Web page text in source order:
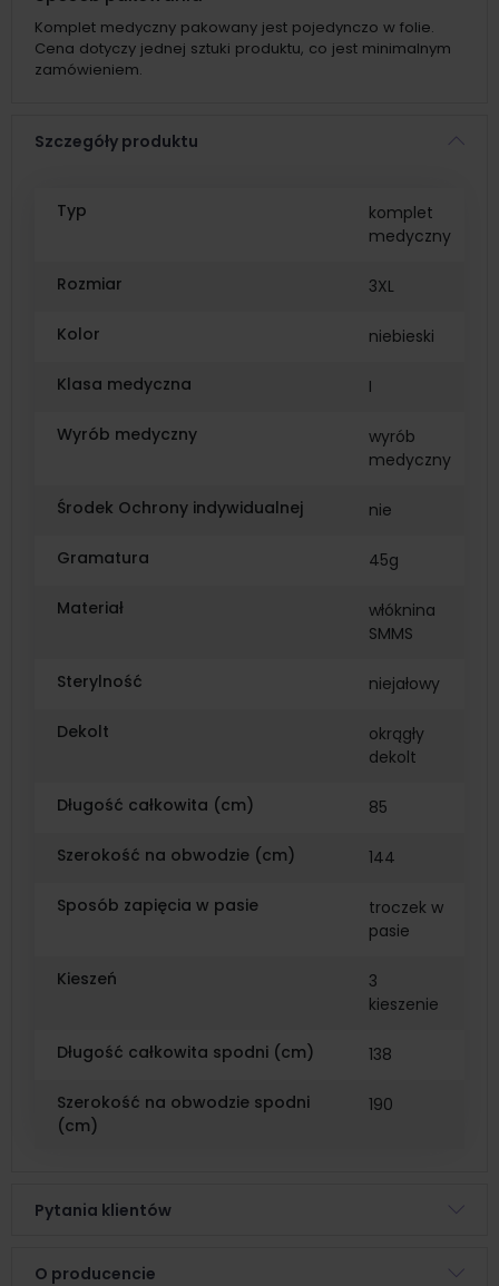
Komplet medyczny pakowany jest pojedynczo w folie.
Cena dotyczy jednej sztuki produktu, co jest minimalnym
zamówieniem.
Szczegóły produktu
Typ
komplet
medyczny
Rozmiar 3XL
Kolor niebieski
Klasa medyczna I
Wyrób medyczny
wyrób
medyczny
Środek Ochrony indywidualnej nie
Gramatura 45g
Materiał
włóknina
SMMS
Sterylność niejałowy
Dekolt
okrągły
dekolt
Długość całkowita (cm) 85
Szerokość na obwodzie (cm) 144
Sposób zapięcia w pasie
troczek w
pasie
Kieszeń
3
kieszenie
Długość całkowita spodni (cm) 138
Szerokość na obwodzie spodni
(cm)
190
Pytania klientów
O producencie